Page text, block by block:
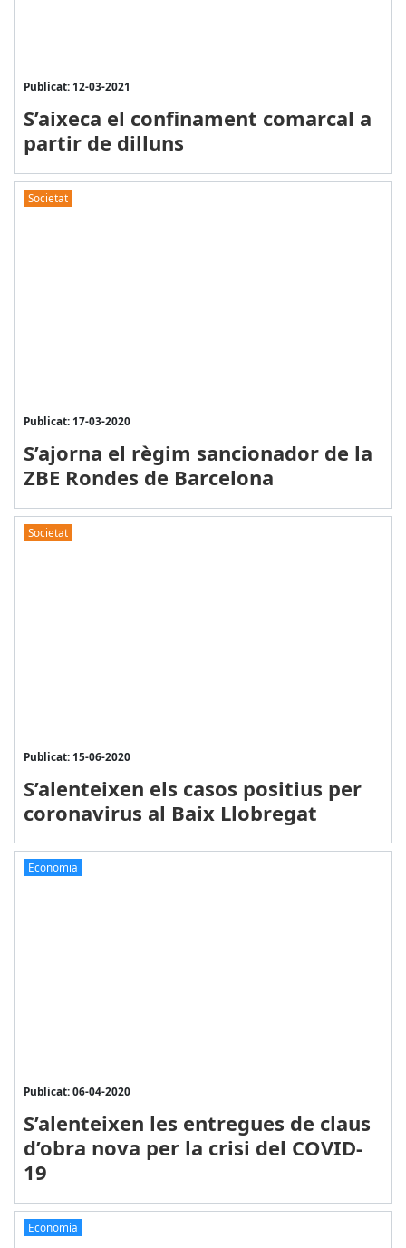
Publicat: 12-03-2021
S’aixeca el confinament comarcal a
partir de dilluns
Societat
Publicat: 17-03-2020
S’ajorna el règim sancionador de la
ZBE Rondes de Barcelona
Societat
Publicat: 15-06-2020
S’alenteixen els casos positius per
coronavirus al Baix Llobregat
Economia
Publicat: 06-04-2020
S’alenteixen les entregues de claus
d’obra nova per la crisi del COVID-
19
Economia